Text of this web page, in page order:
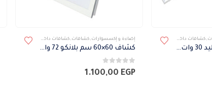
, كشافات داخلى
كشاف سراج خطى ليد 30 وات إضاءة أبيض
إضاءة و إكسسوارات , كشافات , كشافات داخلى
كشاف 60×60 سم بلانكو 72 وات
0من 5 1.100,00 EGP